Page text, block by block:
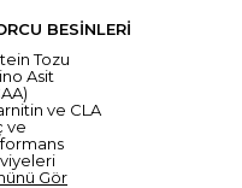
BESİNLERİ
Tozu
Asit
ve CLA
ve
Gör